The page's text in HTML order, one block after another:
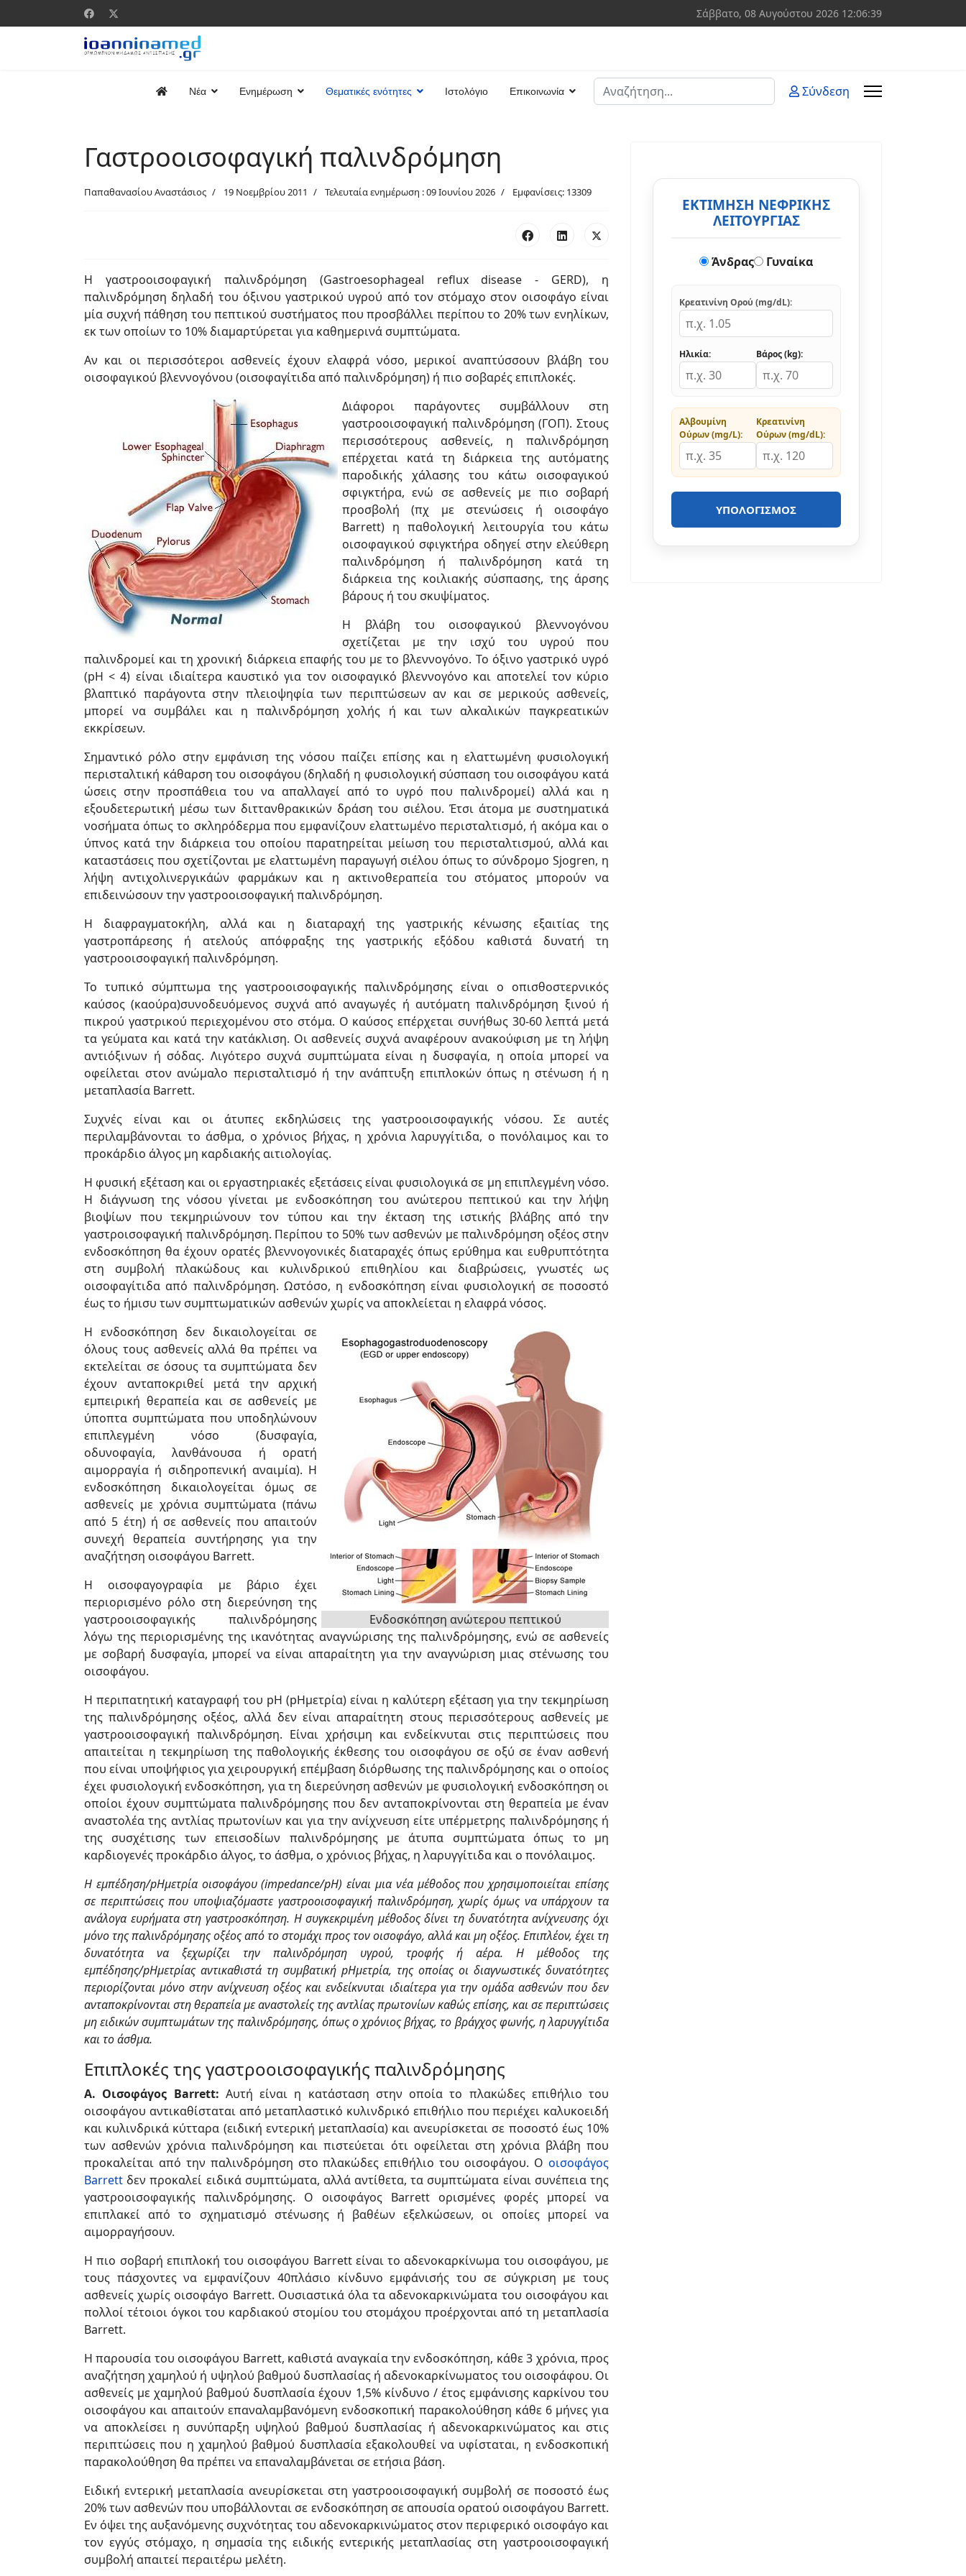
Σάββατο, 08 Αυγούστου 2026 12:06:40
Νέα Ενημέρωση Θεματικές ενότητες Ιστολόγιο Επικοινωνία
Αναζήτηση
Σύνδεση
Γαστροοισοφαγική παλινδρόμηση
Παπαθανασίου Αναστάσιος 19 Νοεμβρίου 2011 Τελευταία ενημέρωση : 09 Ιουνίου 2026 Εμφανίσεις: 13309
Η γαστροοισοφαγική παλινδρόμηση (Gastroesophageal reflux disease - GERD), η
παλινδρόμηση δηλαδή του όξινου γαστρικού υγρού από τον στόμαχο στον οισοφάγο είναι
μία συχνή πάθηση του πεπτικού συστήματος που προσβάλλει περίπου το 20% των ενηλίκων,
εκ των οποίων το 10% διαμαρτύρεται για καθημερινά συμπτώματα.
Αν και οι περισσότεροι ασθενείς έχουν ελαφρά νόσο, μερικοί αναπτύσσουν βλάβη του
οισοφαγικού βλεννογόνου (οισοφαγίτιδα από παλινδρόμηση) ή πιο σοβαρές επιπλοκές.
Διάφοροι παράγοντες συμβάλλουν στη
γαστροοισοφαγική παλινδρόμηση (ΓΟΠ). Στους
περισσότερους ασθενείς, η παλινδρόμηση
επέρχεται κατά τη διάρκεια της αυτόματης
παροδικής χάλασης του κάτω οισοφαγικού
σφιγκτήρα, ενώ σε ασθενείς με πιο σοβαρή
προσβολή (πχ με στενώσεις ή οισοφάγο
Barrett) η παθολογική λειτουργία του κάτω
οισοφαγικού σφιγκτήρα οδηγεί στην ελεύ­θερη
παλινδρόμηση ή παλινδρόμηση κατά τη
διάρκεια της κοιλιακής σύσπασης, της άρσης
βάρους ή του σκυψίματος.
Η βλάβη του οισοφαγικού βλεννογόνου
σχετίζεται με την ισχύ του υγρού που
παλινδρομεί και τη χρονική διάρκεια επαφής του με το βλεννογόνο. Το όξινο γαστρι­κό υγρό
(pH < 4) είναι ιδιαίτερα καυστικό για τον οισοφαγικό βλεννογόνο και αποτελεί τον κύριο
βλαπτικό παράγοντα στην πλειοψηφία των περιπτώσεων αν και σε μερικούς ασθενείς,
μπορεί να συμβάλει και η παλινδρόμηση χολής ή και των αλκαλικών παγκρεατικών
εκκρίσεων.
Σημαντικό ρόλο στην εμφάνιση της νόσου παίζει επίσης και η ελαττωμένη φυσιολογική
περισταλτική κάθαρση του οισοφάγου (δηλαδή η φυσιολογική σύσπαση του οισοφάγου κατά
ώσεις στην προσπάθεια του να απαλλαγεί από το υγρό που παλινδρομεί) αλλά και η
εξουδετερωτική μέσω των διττανθρακικών δράση του σιέλου. Έτσι άτομα με συστηματικά
νοσήματα όπως το σκληρόδερμα που εμφανίζουν ελαττωμένο περισταλτισμό, ή ακόμα και ο
ύπνος κατά την διάρκεια του οποίου παρατηρείται μείωση του περισταλτισμού, αλλά και
καταστάσεις που σχετίζονται με ελαττωμένη παραγωγή σιέλου όπως το σύνδρομο Sjogren, η
λήψη αντιχολινεργικάών φαρμάκων και η ακτινοθεραπεία του στόματος μπορούν να
επιδεινώσουν την γαστροοισοφαγική παλινδρόμηση.
Η διαφραγματοκήλη, αλλά και η διαταραχή της γαστρικής κένωσης εξαιτίας της
γαστροπάρεσης ή ατελούς απόφραξης της γαστρικής εξόδου καθιστά δυνατή τη
γαστροοισοφαγική παλινδρόμηση.
Το τυπικό σύμπτωμα της γαστροοισοφαγικής παλινδρόμησης είναι ο οπισθοστερνικός
καύσος (καούρα)συνοδευόμενος συχνά από αναγωγές ή αυτόματη παλινδρόμηση ξινού ή
πικρού γαστρικού περιεχομένου στο στόμα. Ο καύσος επέρχεται συνήθως 30-60 λεπτά μετά
τα γεύματα και κατά την κατάκλιση. Οι ασθενείς συχνά αναφέρουν ανακούφιση με τη λήψη
αντιόξινων ή σόδας. Λιγότερο συχνά συμπτώματα είναι η δυσφαγία, η οποία μπορεί να
οφείλεται στον ανώμαλο περισταλτισμό ή την ανάπτυξη επιπλοκών όπως η στένωση ή η
μεταπλασία Barrett.
Συχνές είναι και οι άτυπες εκδηλώσεις της γαστροοισοφαγικής νόσου. Σε αυτές
περιλαμβάνονται το άσθμα, ο χρόνιος βήχας, η χρόνια λαρυγγίτιδα, ο πονόλαιμος και το
προκάρδιο άλγος μη καρδιακής αιτιολογίας.
Η φυσική εξέταση και οι εργαστηριακές εξετάσεις είναι φυσιολογικά σε μη επιπλεγμένη νόσο.
Η διάγνωση της νόσου γίνεται με ενδοσκόπηση του ανώτερου πεπτικού και την λήψη
βιοψίων που τεκμηριώνουν τον τύπου και την έκταση της ιστικής βλάβης από την
γαστροισοφαγική παλινδρόμηση. Περίπου το 50% των ασθενών με παλινδρόμηση οξέος στην
ενδοσκόπηση θα έχουν ορατές βλεννογονικές διαταραχές όπως ερύθημα και ευθρυπτότητα
στη συμβολή πλακώδους και κυλινδρικού επιθηλίου και διαβρώσεις, γνωστές ως
οισοφαγίτιδα από παλινδρόμηση. Ωστόσο, η ενδοσκόπηση είναι φυσιολογική σε ποσοστό
έως το ήμισυ των συμπτωματικών ασθενών χωρίς να αποκλείεται η ελαφρά νόσος.
Ενδοσκόπηση ανώτερου πεπτικού
H ενδοσκόπηση δεν δικαιολογείται σε
όλους τους ασθενείς αλλά θα πρέπει να
εκτελείται σε όσους τα συμπτώματα δεν
έχουν ανταποκριθεί μετά την αρχική
εμπειρική θε­ραπεία και σε ασθενείς με
ύποπτα συμπτώματα που υποδηλώνουν
επιπλεγμένη νόσο (δυσφαγία,
οδυνοφαγία, λανθάνουσα ή ορατή
αιμορραγία ή σιδηροπενική αναιμία). Η
ενδο­σκόπηση δικαιολογείται όμως σε
ασθενείς με χρόνια συμπτώματα (πάνω
από 5 έτη) ή σε ασθενείς που απαιτούν
συνεχή θεραπεία συντήρησης για την
αναζήτηση οισοφάγου Barrett.
Η οισοφαγογραφία με βάριο έχει
περιορισμένο ρόλο στη διερεύνηση της
γαστροοισοφαγικής παλινδρόμησης
λόγω της περιορισμένης της ικανότητας αναγνώρισης της παλινδρόμησης, ενώ σε ασθενείς
με σοβαρή δυσφαγία, μπορεί να είναι απαραίτητη για την αναγνώριση μιας στένωσης του
οισοφάγου.
Η περιπατητική καταγραφή του pH (pHμετρία) είναι η καλύτερη εξέταση για την τεκμηρίωση
της παλινδρόμησης οξέος, αλλά δεν είναι απαραίτητη στους περισσότερους ασθενείς με
γαστροοισοφαγική παλινδρόμηση. Είναι χρήσιμη και ενδείκνυται στις περιπτώσεις που
απαιτείται η τεκμηρίωση της παθολογικής έκθεσης του οισοφάγου σε οξύ σε έναν ασθενή
που είναι υποψήφιος για χειρουργική επέμβαση διόρθωσης της παλινδρόμησης και ο οποίος
έχει φυσιολογική ενδοσκόπηση, για τη διερεύνηση ασθενών με φυσιολογική ενδοσκόπηση οι
οποίοι έχουν συμπτώματα παλινδρόμησης που δεν ανταποκρίνονται στη θεραπεία με έναν
αναστολέα της αντλίας πρωτονίων και για την ανίχνευση είτε υπέρμετρης παλινδρόμησης ή
της συσχέτισης των επεισοδίων παλινδρόμησης με άτυπα συμπτώματα όπως το μη
καρδιογενές προκάρδιο άλγος, το άσθμα, ο χρόνιος βήχας, η λαρυγγίτιδα και ο πονόλαιμος.
Η εμπέδηση/pHμετρία οισοφάγου (impedance/pH) είναι μια νέα μέθοδος που χρησιμοποιείται επίσης
σε περιπτώσεις που υποψιαζόμαστε γαστροοισοφαγική παλινδρόμηση, χωρίς όμως να υπάρχουν τα
ανάλογα ευρήματα στη γαστροσκόπηση. Η συγκεκριμένη μέθοδος δίνει τη δυνατότητα ανίχνευσης όχι
μόνο της παλινδρόμησης οξέος από το στομάχι προς τον οισοφάγο, αλλά και μη οξέος. Επιπλέον, έχει τη
δυνατότητα να ξεχωρίζει την παλινδρόμηση υγρού, τροφής ή αέρα. Η μέθοδος της
εμπέδησης/pΗμετρίας αντικαθιστά τη συμβατική pHμετρία, της οποίας οι διαγνωστικές δυνατότητες
περιορίζονται μόνο στην ανίχνευση οξέος και ενδείκνυται ιδιαίτερα για την ομάδα ασθενών που δεν
ανταποκρίνονται στη θεραπεία με αναστολείς της αντλίας πρωτονίων καθώς επίσης, και σε περιπτώσεις
μη ειδικών συμπτωμάτων της παλινδρόμησης, όπως ο χρόνιος βήχας, το βράγχος φωνής, η λαρυγγίτιδα
και το άσθμα.
Επιπλοκές της γαστροοισοφαγικής παλινδρόμησης
Α. Οισοφάγος Barrett: Αυτή είναι η κατάσταση στην οποία το πλακώδες επιθήλιο του
οισοφάγου αντικαθίσταται από μεταπλαστικό κυλινδρικό επιθήλιο που περιέχει καλυκοειδή
και κυλινδρικά κύτταρα (ειδική εντερική μεταπλασία) και ανευρίσκεται σε ποσοστό έως 10%
των ασθενών χρόνια παλινδρόμηση και πιστεύεται ότι οφείλεται στη χρόνια βλάβη που
προκαλείται από την παλινδρόμηση στο πλακώδες επιθήλιο του οισοφάγου. Ο οισοφάγος
Barrett δεν προκαλεί ειδικά συμπτώματα, αλλά αντίθετα, τα συμπτώματα είναι συνέπεια της
γαστροοισοφαγικής παλινδρόμησης. Ο οισοφάγος Barrett ορισμένες φορές μπορεί να
επιπλακεί από το σχηματισμό στένωσης ή βαθέων εξελκώσεων, οι οποίες μπορεί να
αιμορραγήσουν.
Η πιο σοβαρή επιπλοκή του οισοφάγου Barrett είναι το αδενοκαρκίνωμα του οισοφάγου, με
τους πάσχοντες να εμφανίζουν 40πλάσιο κίνδυνο εμφάνισής του σε σύγκριση με τους
ασθενείς χωρίς οισοφάγο Barrett. Ουσιαστικά όλα τα αδενοκαρκινώματα του οισοφάγου και
πολλοί τέτοιοι όγκοι του καρδιακού στομίου του στομάχου προέρχονται από τη μεταπλασία
Barrett.
Η παρουσία του οισοφάγου Barrett, καθιστά αναγκαία την ενδοσκόπηση, κάθε 3 χρόνια, προς
αναζήτηση χαμηλού ή υψηλού βαθμού δυσπλασίας ή αδενοκαρκίνωματος του οισοφάφου. Οι
ασθενείς με χαμηλού βαθμού δυσπλασία έχουν 1,5% κίνδυνο / έτος εμφάνισης καρκίνου του
οισοφάγου και απαιτούν επαναλαμβανόμενη ενδοσκοπική παρακολούθηση κάθε 6 μήνες για
να αποκλείσει η συνύπαρξη υψηλού βαθμού δυσπλασίας ή αδενοκαρκινώματος και στις
περιπτώσεις που η χαμηλού βαθμού δυσπλασία εξακολουθεί να υφίσταται, η ενδοσκοπική
παρακολούθηση θα πρέπει να επαναλαμβάνεται σε ετήσια βάση.
Ειδική εντερική μεταπλασία ανευρίσκεται στη γαστροοισοφαγική συμβολή σε ποσοστό έως
20% των ασθενών που υποβάλλονται σε ενδοσκόπηση σε απουσία ορατού οισοφάγου Barrett.
Εν όψει της αυξανόμενης συχνότητας του αδενοκαρκινώματος στον περιφερικό οισοφάγο και
τον εγγύς στόμαχο, η σημασία της ειδικής εντερικής μεταπλασίας στη γαστροοισοφαγική
συμβολή απαιτεί περαιτέρω μελέτη.
ΕΚΤΙΜΗΣΗ ΝΕΦΡΙΚΗΣ
ΛΕΙΤΟΥΡΓΙΑΣ
Άνδρας Γυναίκα
Κρεατινίνη Ορού (mg/dL):
Ηλικία: Βάρος (kg):
Αλβουμίνη
Ούρων (mg/L):
Κρεατινίνη
Ούρων (mg/dL):
ΥΠΟΛΟΓΙΣΜΌΣ